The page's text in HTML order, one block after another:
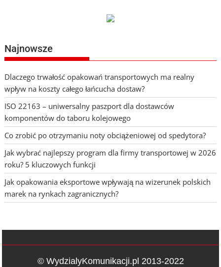
Najnowsze
Dlaczego trwałość opakowań transportowych ma realny
wpływ na koszty całego łańcucha dostaw?
ISO 22163 – uniwersalny paszport dla dostawców
komponentów do taboru kolejowego
Co zrobić po otrzymaniu noty obciążeniowej od spedytora?
Jak wybrać najlepszy program dla firmy transportowej w 2026
roku? 5 kluczowych funkcji
Jak opakowania eksportowe wpływają na wizerunek polskich
marek na rynkach zagranicznych?
© WydzialyKomunikacji.pl 2013-2022